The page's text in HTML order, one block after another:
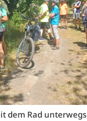
dem Rad unterwegs